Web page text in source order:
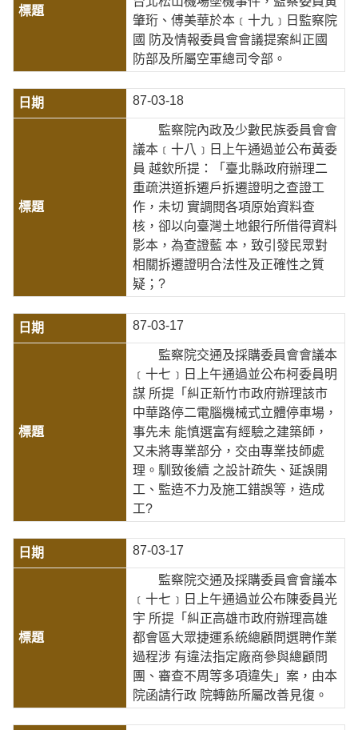
肇珩、傅美華於本﹝十九﹞日監察院
國 防及情報委員會會議提案糾正國
防部及所屬空軍總司令部。
87-03-18
監察院內政及少數民族委員會會
議本﹝十八﹞日上午通過並公布黃委
員 越欽所提：「臺北縣政府辦理二
重疏洪道拆遷戶拆遷證明之查證工
作，未切 實調閱各項原始資料查
核，卻以向臺灣土地銀行所借得資料
影本，為查證藍 本，致引發民眾對
相關拆遷證明合法性及正確性之質
疑；?
87-03-17
監察院交通及採購委員會會議本
﹝十七﹞日上午通過並公布柯委員明
謀 所提「糾正新竹市政府辦理該市
中華路停二電腦機械式立體停車場，
事先未 能慎選富有經驗之建築師，
又未將專業部分，交由專業技師處
理。馴致後續 之設計疏失、延誤開
工、監造不力及施工錯誤等，造成
工?
87-03-17
監察院交通及採購委員會會議本
﹝十七﹞日上午通過並公布陳委員光
宇 所提「糾正高雄市政府辦理高雄
都會區大眾捷運系統總顧問選聘作業
過程涉 有違法指定廠商參與總顧問
團、審查不周等多項違失」案，由本
院函請行政 院轉飭所屬改善見復。